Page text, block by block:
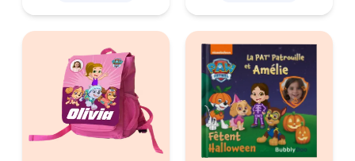
grand air, moments
complices… chaque activité
est l’occasion de partager
rires et souvenirs
inoubliables avec ceux
qu’on aime.